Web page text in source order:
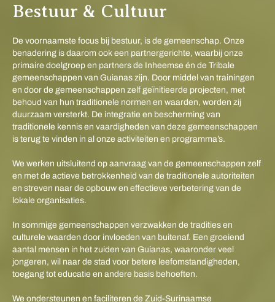
Bestuur & Cultuur
De voornaamste focus bij bestuur, is de gemeenschap. Onze
benadering is daarom ook een partnergerichte, waarbij onze
primaire doelgroep en partners de Inheemse én de Tribale
gemeenschappen van Guianas zijn. Door middel van trainingen
en door de gemeenschappen zelf geïnitieerde projecten, met
behoud van hun traditionele normen en waarden, worden zij
duurzaam versterkt. De integratie en bescherming van
traditionele kennis en vaardigheden van deze gemeenschappen
is terug te vinden in al onze activiteiten en programma’s.
We werken uitsluitend op aanvraag van de gemeenschappen zelf
en met de actieve betrokkenheid van de traditionele autoriteiten
en streven naar de opbouw en effectieve verbetering van de
lokale organisaties.
In sommige gemeenschappen verzwakken de tradities en
culturele waarden door invloeden van buitenaf. Een groeiend
aantal mensen in het zuiden van Guianas, waaronder veel
jongeren, wil naar de stad voor betere leefomstandigheden,
toegang tot educatie en andere basis behoeften.
We ondersteunen en faciliteren de Zuid-Surinaamse